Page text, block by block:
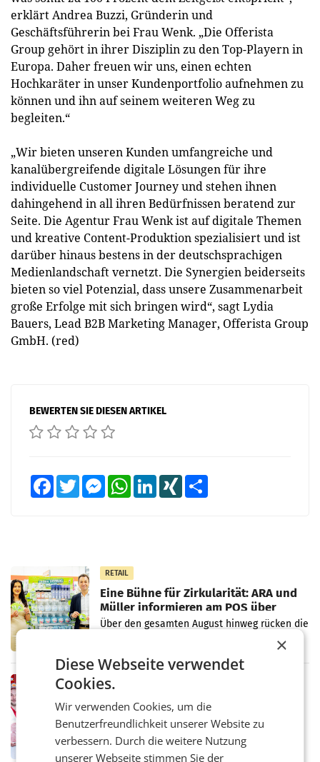
erklärt Andrea Buzzi, Gründerin und
Geschäftsführerin bei Frau Wenk. „Die Offerista
Group gehört in ihrer Disziplin zu den Top-Playern in
Europa. Daher freuen wir uns, einen echten
Hochkaräter in unser Kundenportfolio aufnehmen zu
können und ihn auf seinem weiteren Weg zu
begleiten.“
„Wir bieten unseren Kunden umfangreiche und
kanalübergreifende digitale Lösungen für ihre
individuelle Customer Journey und stehen ihnen
dahingehend in all ihren Bedürfnissen beratend zur
Seite. Die Agentur Frau Wenk ist auf digitale Themen
und kreative Content-Produktion spezialisiert und ist
darüber hinaus bestens in der deutschsprachigen
Medienlandschaft vernetzt. Die Synergien beiderseits
bieten so viel Potenzial, dass unsere Zusammenarbeit
große Erfolge mit sich bringen wird“, sagt Lydia
Bauers, Lead B2B Marketing Manager, Offerista Group
GmbH. (red)
BEWERTEN SIE DIESEN ARTIKEL
FacebookTwitter MessengerWhatsAppLinkedInXING
RETAIL
Eine Bühne für Zirkularität: ARA und
Müller informieren am POS über
Kreislauffähigkeit
Über den gesamten August hinweg rücken die
„Kreislauf-Helden“ in allen österreichischen
RETAIL
Penny modernisiert zwei Filialen in
Ober- und Niederösterreich
WIENER NEUDORF. – Im Rahmen einer
laufenden Modernisierungsoffensive
erneuert Penny zwei Filialen in Nieder- und
×
Diese Webseite verwendet
Cookies.
Wir verwenden Cookies, um die
Benutzerfreundlichkeit unserer Website zu
verbessern. Durch die weitere Nutzung
unserer Webseite stimmen Sie der